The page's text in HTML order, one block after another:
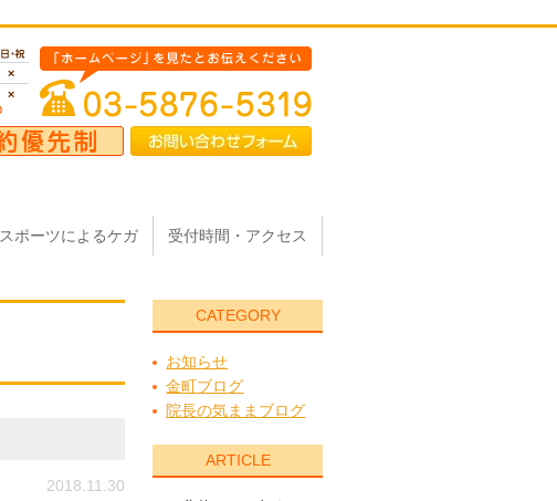
スポーツによるケガ 受付時間・アクセス
2018.11.30
CATEGORY
お知らせ
金町ブログ
院長の気ままブログ
ARTICLE